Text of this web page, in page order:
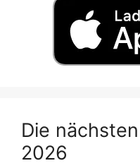
Die
2026